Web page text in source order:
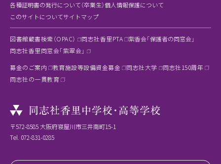
〒572-8585 大阪府寝屋川市三井南町15-1
Tel. 072-831-0285
各種証明書の発行について（卒業生）個人情報保護について
このサイトについてサイトマップ
図書館蔵書検索（OPAC） 同志社香里PTA
紫香会「保護者の同窓会」
同志社香里同窓会「紫翠会」
募金のご案内
教育施設等設備資金募金 同志社大学
同志社150周年
同志社の一貫教育